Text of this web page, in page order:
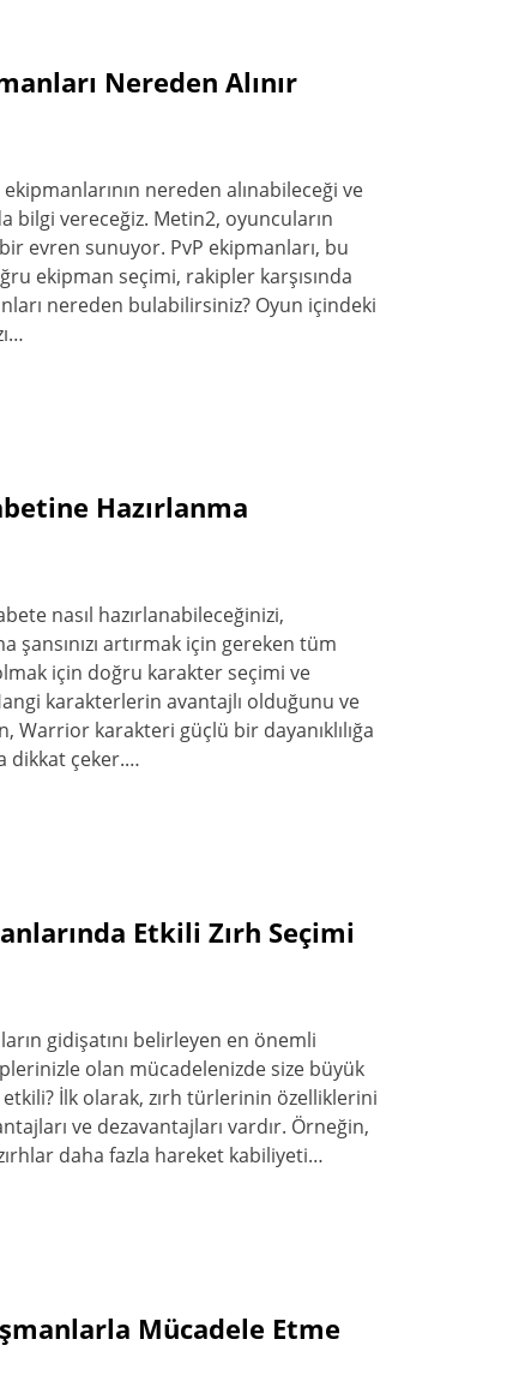
Nereden Alınır
nereden alınabileceği ve
bilgi vereceğiz. Metin2, oyuncuların
evren sunuyor. PvP ekipmanları, bu
ekipman seçimi, rakipler karşısında
nereden bulabilirsiniz? Oyun içindeki
Hazırlanma
nasıl hazırlanabileceğinizi,
şansınızı artırmak için gereken tüm
için doğru karakter seçimi ve
karakterlerin avantajlı olduğunu ve
Warrior karakteri güçlü bir dayanıklılığa
dikkat çeker.…
Etkili Zırh Seçimi
gidişatını belirleyen en önemli
olan mücadelenizde size büyük
İlk olarak, zırh türlerinin özelliklerini
ve dezavantajları vardır. Örneğin,
daha fazla hareket kabiliyeti…
Mücadele Etme